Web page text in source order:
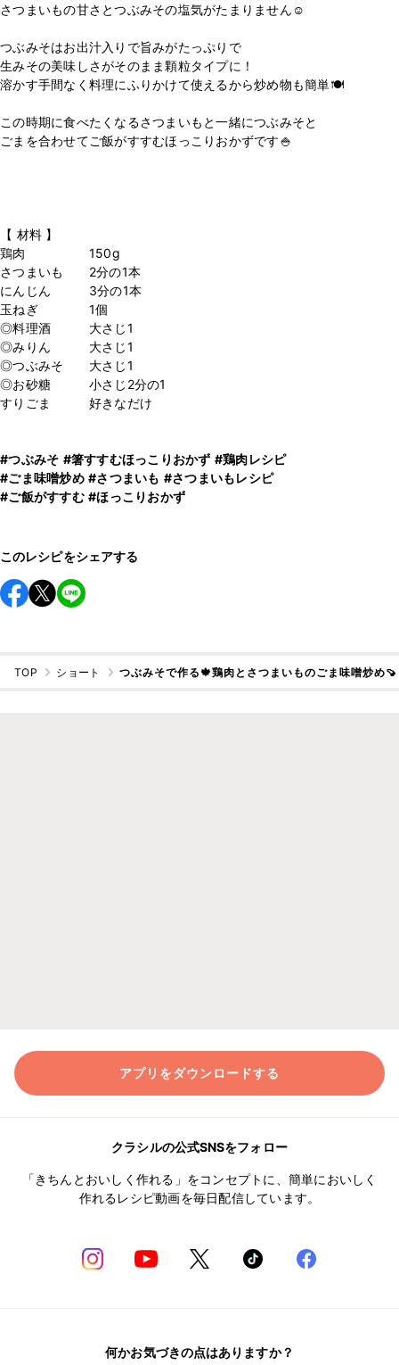
さつまいもの甘さとつぶみその塩気がたまりません☺️
つぶみそはお出汁入りで旨みがたっぷりで
生みその美味しさがそのまま顆粒タイプに！
溶かす手間なく料理にふりかけて使えるから炒め物も簡単🍽️
この時期に食べたくなるさつまいもと一緒につぶみそと
ごまを合わせてご飯がすすむほっこりおかずです🍚
【 材料 】
鶏肉 150g
さつまいも 2分の1本
にんじん 3分の1本
玉ねぎ 1個
◎料理酒 大さじ1
◎みりん 大さじ1
◎つぶみそ 大さじ1
◎お砂糖 小さじ2分の1
すりごま 好きなだけ
#つぶみそ #箸すすむほっこりおかず #鶏肉レシピ
#ごま味噌炒め #さつまいも #さつまいもレシピ
#ご飯がすすむ #ほっこりおかず
このレシピをシェアする
TOP ショート つぶみそで作る🍁鶏肉とさつまいものごま味噌炒め🍠
アプリをダウンロードする
クラシルの公式SNSをフォロー
「きちんとおいしく作れる」をコンセプトに、簡単においしく
作れるレシピ動画を毎日配信しています。
何かお気づきの点はありますか？